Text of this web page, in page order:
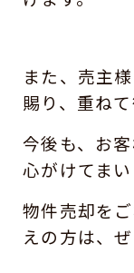
また、売主
賜り、重ね
今後も、お
心がけてまい
物件売却を
えの方は、